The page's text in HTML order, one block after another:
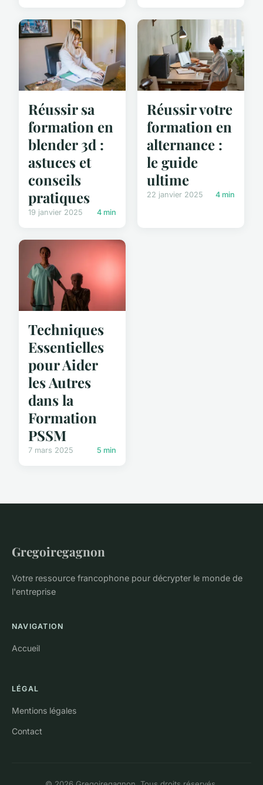
Réussir sa
formation en
blender 3d :
astuces et
conseils
pratiques
19 janvier 2025 4 min
Réussir votre
formation en
alternance :
le guide
ultime
22 janvier 2025 4 min
Techniques
Essentielles
pour Aider
les Autres
dans la
Formation
PSSM
7 mars 2025 5 min
Gregoiregagnon
Votre ressource francophone pour décrypter le monde de
l'entreprise
NAVIGATION
Accueil
LÉGAL
Mentions légales
Contact